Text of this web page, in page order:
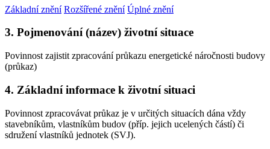
Základní znění Rozšířené znění Úplné znění
3. Pojmenování (název) životní situace
Povinnost zajistit zpracování průkazu energetické náročnosti budovy
(průkaz)
4. Základní informace k životní situaci
Povinnost zpracovávat průkaz je v určitých situacích dána vždy
stavebníkům, vlastníkům budov (příp. jejich ucelených částí) či
sdružení vlastníků jednotek (SVJ).